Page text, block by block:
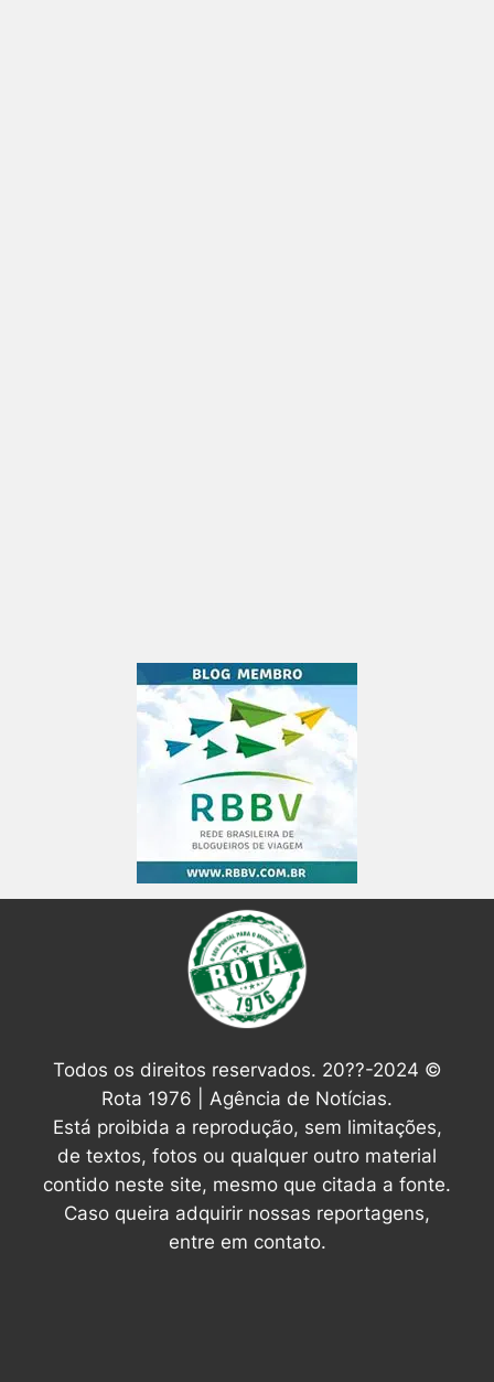
Todos os direitos reservados. 20??-2024 ©
Rota 1976 | Agência de Notícias.
Está proibida a reprodução, sem limitações,
de textos, fotos ou qualquer outro material
contido neste site, mesmo que citada a fonte.
Caso queira adquirir nossas reportagens,
entre em contato.